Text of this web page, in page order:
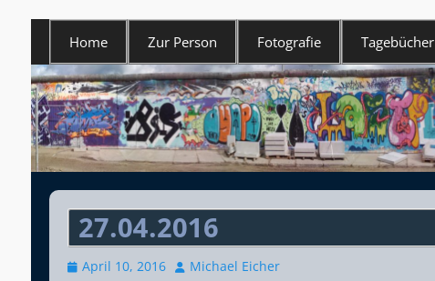
Primäres
Menü
Home Zur Person Fotografie Tagebücher
27.04.2016
Veröffentlicht
April 10, 2016 AutorMichael Eicher